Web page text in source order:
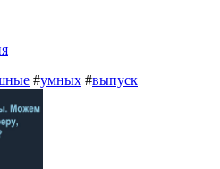
#умных #выпуск